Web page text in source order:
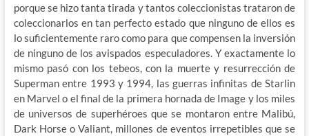
porque se hizo tanta tirada y tantos coleccionistas trataron de
coleccionarlos en tan perfecto estado que ninguno de ellos es
lo suficientemente raro como para que compensen la inversión
de ninguno de los avispados especuladores. Y exactamente lo
mismo pasó con los tebeos, con la muerte y resurrección de
Superman entre 1993 y 1994, las guerras infinitas de Starlin
en Marvel o el final de la primera hornada de Image y los miles
de universos de superhéroes que se montaron entre Malibú,
Dark Horse o Valiant, millones de eventos irrepetibles que se